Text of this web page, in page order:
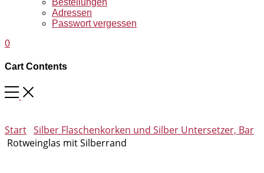
Bestellungen
Adressen
Passwort vergessen
0
Cart Contents
Start Silber Flaschenkorken und Silber Untersetzer, Bar
Rotweinglas mit Silberrand